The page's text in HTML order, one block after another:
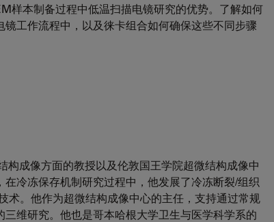
样本制备过程中低温扫描电镜研究的优势。了解如何
工作流程中，以及徕卡组合如何确保这些不同步骤
成像方面的教授以及伦敦国王学院超微结构成像中
冷冻保存机制研究过程中，他发展了冷冻断裂/组织
术。他作为超微结构成像中心的主任，支持通过常规
维研究。他也是哥本哈根大学卫生与医学科学系的